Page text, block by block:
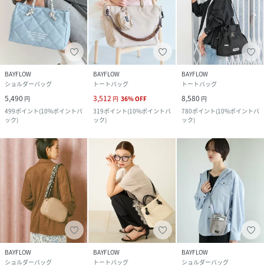
BAYFLOW
ショルダーバッグ
5,490 円
499ポイント(10%ポイントバ
ック)
BAYFLOW
トートバッグ
3,512 円 36%OFF
319ポイント(10%ポイントバ
ック)
BAYFLOW
トートバッグ
8,580 円
780ポイント(10%ポイントバ
ック)
BAYFLOW
ショルダーバッグ
BAYFLOW
トートバッグ
BAYFLOW
ショルダーバッグ